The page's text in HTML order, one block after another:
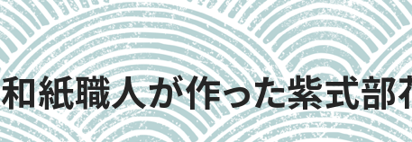
和紙職人が作った紫式